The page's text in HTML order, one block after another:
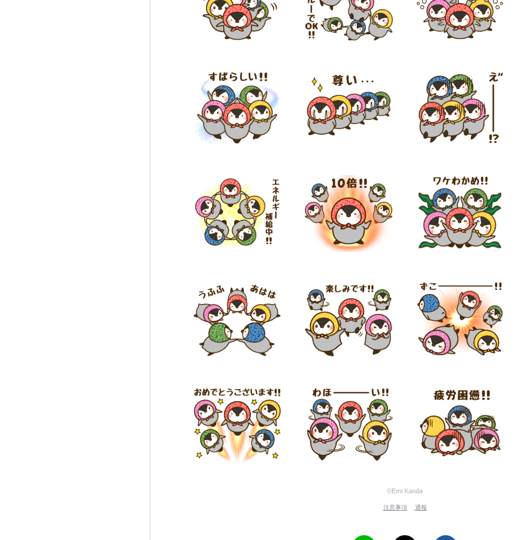
©Emi Kanda
注意事項 通報